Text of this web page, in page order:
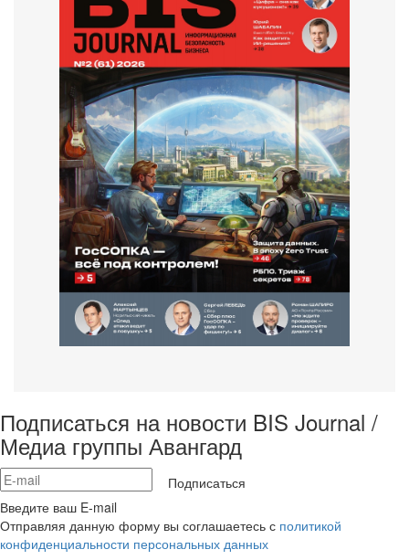
Подписаться на новости BIS Journal /
Медиа группы Авангард
Подписаться
Введите ваш E-mail
Отправляя данную форму вы соглашаетесь с политикой
конфиденциальности персональных данных